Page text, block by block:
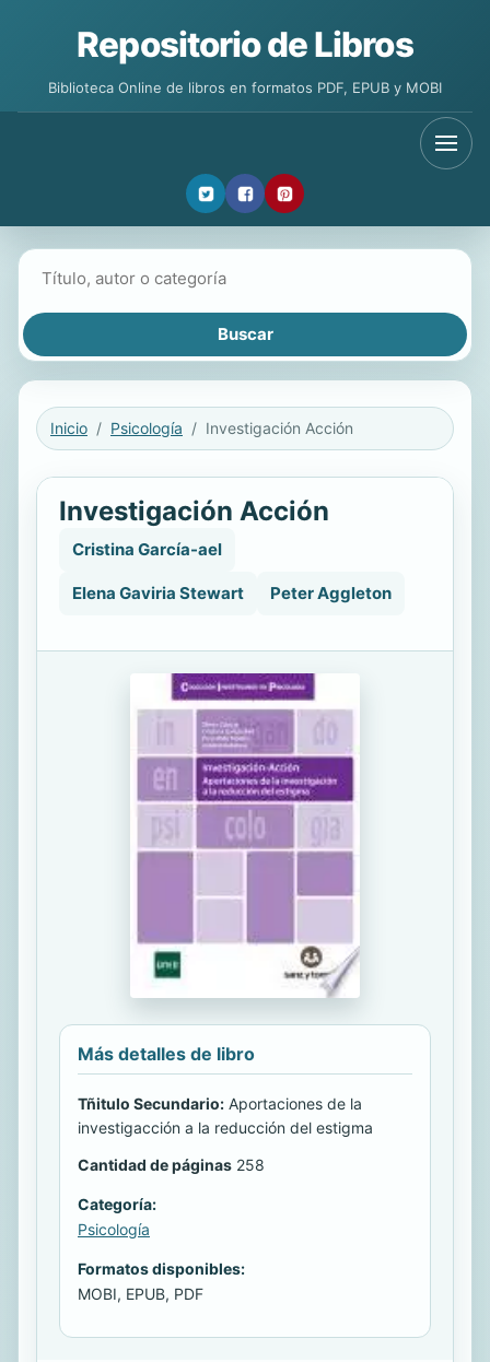
Repositorio de Libros
Biblioteca Online de libros en formatos PDF, EPUB y MOBI
Inicio Psicología Investigación Acción
Investigación Acción
Cristina García-ael
Elena Gaviria Stewart Peter Aggleton
Más detalles de libro
Tñitulo Secundario: Aportaciones de la
investigacción a la reducción del estigma
Cantidad de páginas 258
Categoría:
Psicología
Formatos disponibles:
MOBI, EPUB, PDF